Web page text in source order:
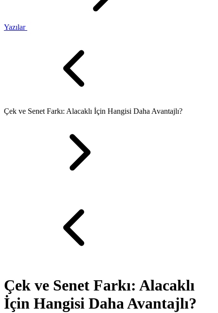
Yazılar
Çek ve Senet Farkı: Alacaklı İçin Hangisi Daha Avantajlı?
Çek ve Senet Farkı: Alacaklı
İçin Hangisi Daha Avantajlı?